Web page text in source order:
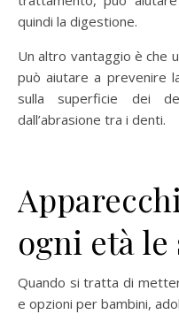
quindi la digestione.
Un altro vantaggio è che
può aiutare a prevenire
sulla superficie dei
dall’abrasione tra i denti.
ogni età le
Quando si tratta di
e opzioni per bambini,